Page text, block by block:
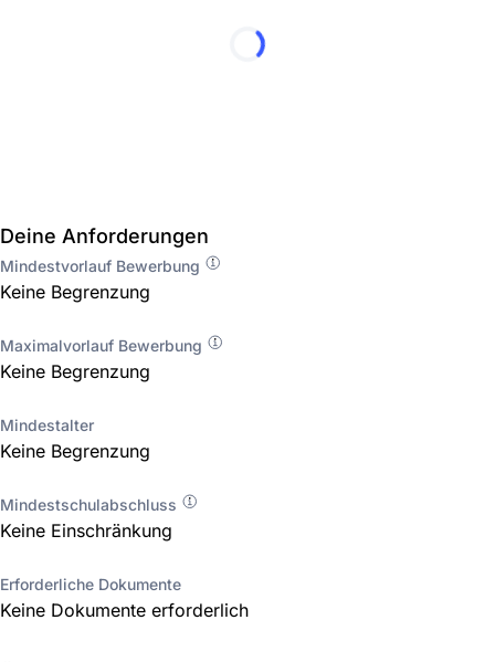
Deine Anforderungen
Mindestvorlauf Bewerbung
Keine Begrenzung
Maximalvorlauf Bewerbung
Keine Begrenzung
Mindestalter
Keine Begrenzung
Mindestschulabschluss
Keine Einschränkung
Erforderliche Dokumente
Keine Dokumente erforderlich